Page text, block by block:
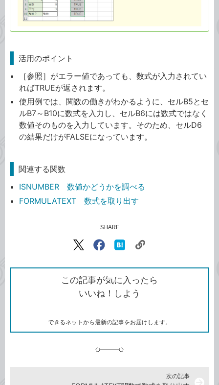
活用のポイント
［参照］がエラー値であっても、数式が入力されてい
ればTRUEが返されます。
使用例では、関数の働きがわかるように、セルB5とセ
ルB7～B10に数式を入力し、セルB6には数式ではなく
数値そのものを入力しています。そのため、セルD6
の結果だけがFALSEになっています。
関連する関数
ISNUMBER 数値かどうかを調べる
FORMULATEXT 数式を取り出す
SHARE
X（旧
で
シ
ェ
ア
Facebook
シ
ェ
ア
な
ブ
ッ
ク
ク
ク
を
コ
この記事が気に入ったら
いいね！しよう
できるネットから最新の記事をお届けします。
次の記事